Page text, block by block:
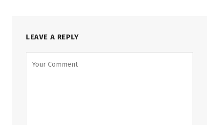
LEAVE A REPLY